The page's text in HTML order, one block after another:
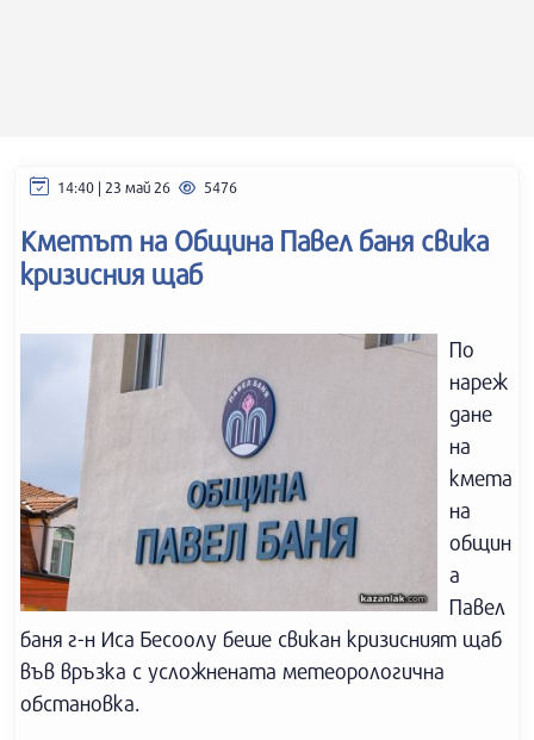
14:40 | 23 май 26 5476
Кметът на Община Павел баня свика
кризисния щаб
По
нареж
дане
на
кмета
на
общин
а
Павел
баня г-н Иса Бесоолу беше свикан кризисният щаб
във връзка с усложнената метеорологична
обстановка.